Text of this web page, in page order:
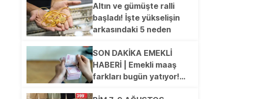
Altın ve gümüşte ralli
başladı! İşte yükselişin
arkasındaki 5 neden
SON DAKİKA EMEKLİ
HABERİ | Emekli maaş
farkları bugün yatıyor!